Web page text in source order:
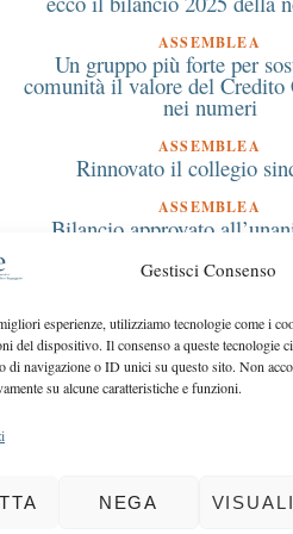
Gestisci Consenso
esperienze, utilizziamo tecnologie come i
del dispositivo. Il consenso a queste tecnologie
di navigazione o ID unici su questo sito. Non
su alcune caratteristiche e funzioni.
NEGA
ASSEMBLEA
Un gruppo più forte per
comunità il valore del Credito
nei numeri
ASSEMBLEA
Rinnovato il collegio
ASSEMBLEA
Bilancio approvato
EDITORIALE
Costruire futuro